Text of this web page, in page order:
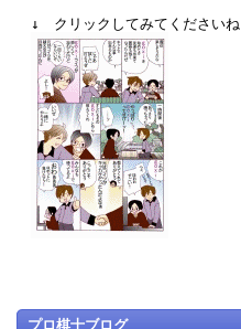
↓ クリックしてみてくださいね
プロ棋士ブログ